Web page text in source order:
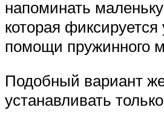
напоминать
которая фиксируется
помощи пружинного
Подобный вариант
устанавливать